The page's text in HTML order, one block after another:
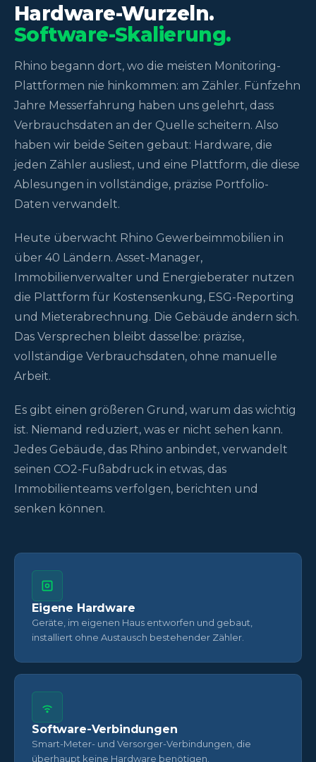
Hardware-Wurzeln.
Software-Skalierung.
Rhino begann dort, wo die meisten Monitoring-
Plattformen nie hinkommen: am Zähler. Fünfzehn
Jahre Messerfahrung haben uns gelehrt, dass
Verbrauchsdaten an der Quelle scheitern. Also
haben wir beide Seiten gebaut: Hardware, die
jeden Zähler ausliest, und eine Plattform, die diese
Ablesungen in vollständige, präzise Portfolio-
Daten verwandelt.
Heute überwacht Rhino Gewerbeimmobilien in
über 40 Ländern. Asset-Manager,
Immobilienverwalter und Energieberater nutzen
die Plattform für Kostensenkung, ESG-Reporting
und Mieterabrechnung. Die Gebäude ändern sich.
Das Versprechen bleibt dasselbe: präzise,
vollständige Verbrauchsdaten, ohne manuelle
Arbeit.
Es gibt einen größeren Grund, warum das wichtig
ist. Niemand reduziert, was er nicht sehen kann.
Jedes Gebäude, das Rhino anbindet, verwandelt
seinen CO2-Fußabdruck in etwas, das
Immobilienteams verfolgen, berichten und
senken können.
Eigene Hardware
Geräte, im eigenen Haus entworfen und gebaut,
installiert ohne Austausch bestehender Zähler.
Software-Verbindungen
Smart-Meter- und Versorger-Verbindungen, die
überhaupt keine Hardware benötigen.